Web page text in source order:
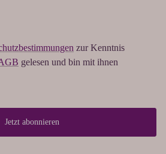
zur Kenntnis
gelesen und bin mit ihnen
Jetzt abonnieren